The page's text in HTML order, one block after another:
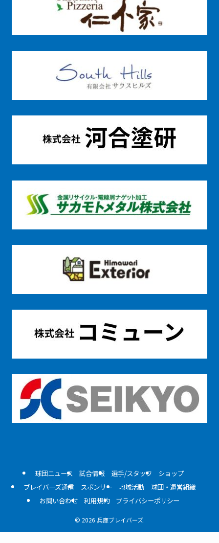
球団ニュース 試合情報 選手/スタッフ
ショップ
ブレイバーズ通信
スポンサー 地域活動
球団・運営組織
お問い合わせ
利用規約 プライバシーポリシー
© 2026 兵庫ブレイバーズ.